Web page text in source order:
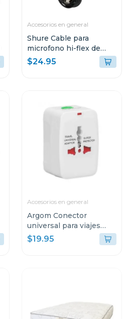
Accesorios en general
Shure Cable para
microfono hi-flex de
7.5m c25
$24.95
Accesorios en general
Argom Conector
universal para viajes
argac0297
$19.95